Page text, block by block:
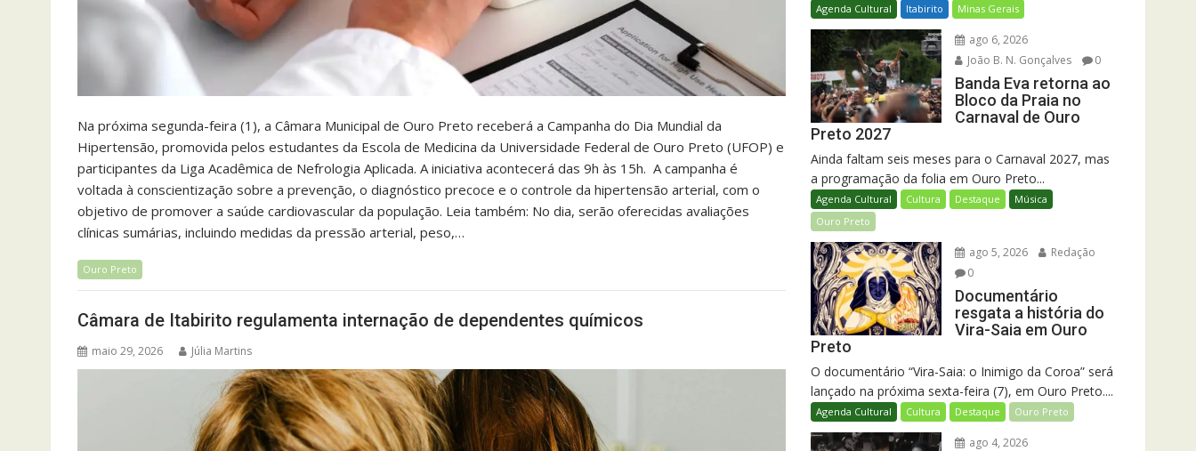
Na próxima segunda-feira (1), a Câmara Municipal de Ouro Preto receberá a Campanha do Dia Mundial da
Hipertensão, promovida pelos estudantes da Escola de Medicina da Universidade Federal de Ouro Preto (UFOP) e
participantes da Liga Acadêmica de Nefrologia Aplicada. A iniciativa acontecerá das 9h às 15h. A campanha é
voltada à conscientização sobre a prevenção, o diagnóstico precoce e o controle da hipertensão arterial, com o
objetivo de promover a saúde cardiovascular da população. Leia também: No dia, serão oferecidas avaliações
clínicas sumárias, incluindo medidas da pressão arterial, peso,…
Ouro Preto
Câmara de Itabirito regulamenta internação de dependentes químicos
maio 29, 2026 Júlia Martins
Agenda Cultural Itabirito Minas Gerais
ago 6, 2026
João B. N. Gonçalves
0
Banda Eva retorna ao
Bloco da Praia no
Carnaval de Ouro
Preto 2027
Ainda faltam seis meses para o Carnaval 2027, mas
a programação da folia em Ouro Preto...
Agenda Cultural Cultura Destaque
Música
Ouro Preto
ago 5, 2026
Redação
0
Documentário
resgata a história do
Vira-Saia em Ouro
Preto
O documentário “Vira-Saia: o Inimigo da Coroa” será
lançado na próxima sexta-feira (7), em Ouro Preto....
Agenda Cultural Cultura Destaque Ouro Preto
ago 4, 2026